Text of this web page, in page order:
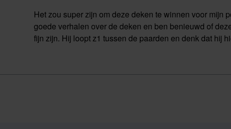
Het zou super zijn om deze deken te winnen voor mijn
goede verhalen over de deken en ben benieuwd of
fijn zijn. Hij loopt z1 tussen de paarden en denk dat hij